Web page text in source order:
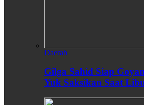
Daerah
Gilga Sahid Siap
Yuk Saksikan Saat